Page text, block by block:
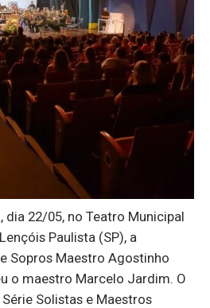
22/05, no Teatro Municipal
Paulista (SP), a
Sopros Maestro Agostinho
o maestro Marcelo Jardim. O
Solistas e Maestros